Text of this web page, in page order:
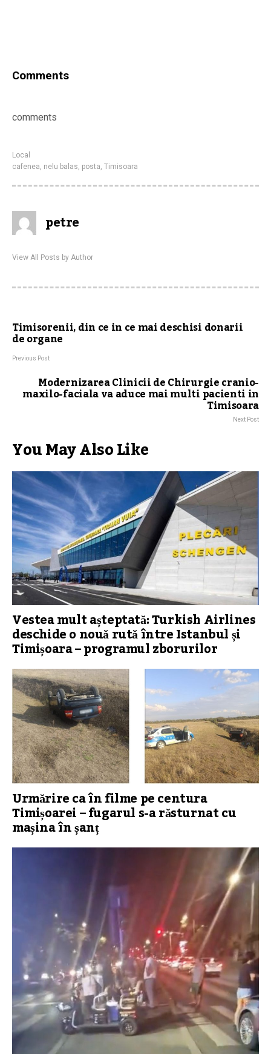
Comments
comments
Local
cafenea, nelu balas, posta, Timisoara
petre
View All Posts by Author
Timisorenii, din ce in ce mai deschisi donarii
de organe
Previous Post
Modernizarea Clinicii de Chirurgie cranio-
maxilo-faciala va aduce mai multi pacienti in
Timisoara
Next Post
You May Also Like
Vestea mult așteptată: Turkish Airlines
deschide o nouă rută între Istanbul și
Timișoara – programul zborurilor
Urmărire ca în filme pe centura
Timișoarei – fugarul s-a răsturnat cu
mașina în șanț